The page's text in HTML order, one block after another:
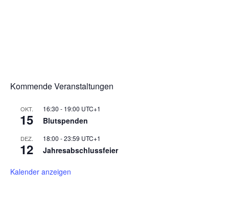
Kommende Veranstaltungen
OKT.
15
16:30 - 19:00 UTC+1
Blutspenden
DEZ.
12
18:00 -23:59 UTC+1
Jahresabschlussfeier
Kalender anzeigen